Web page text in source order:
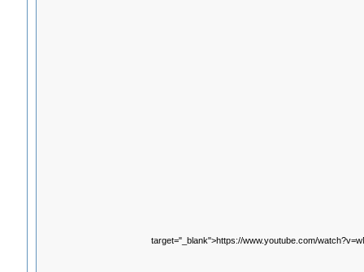
target="_blank">https://www.youtube.com/